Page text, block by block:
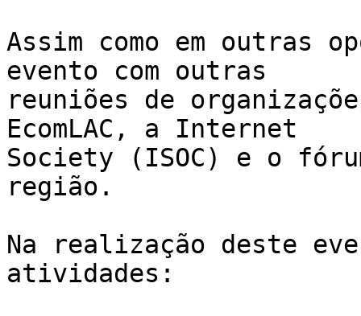
Assim como em outras
evento com outras
reuniões de
EcomLAC, a Internet
Society (ISOC) e o
região.
Na realização deste
atividades: